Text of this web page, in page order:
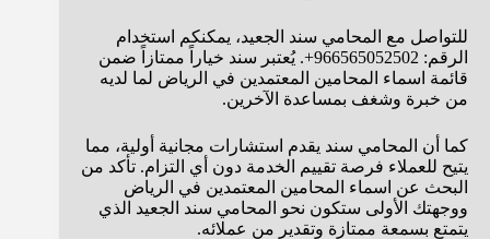
للتواصل مع المحامي سند الجعيد، يمكنكم استخدام
الرقم: 966565052502+. يُعتبر سند خياراً ممتازاً ضمن
قائمة اسماء المحامين المعتمدين في الرياض لما لديه
من خبرة وشغف بمساعدة الآخرين.
كما أن المحامي سند يقدم استشارات مجانية أولية، مما
يتيح للعملاء فرصة تقييم الخدمة دون أي التزام. تأكد من
البحث عن اسماء المحامين المعتمدين في الرياض
ووجهتك الأولى ستكون نحو المحامي سند الجعيد الذي
يتمتع بسمعة ممتازة وتقدير من عملائه.